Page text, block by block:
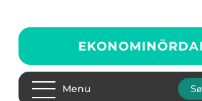
Menu